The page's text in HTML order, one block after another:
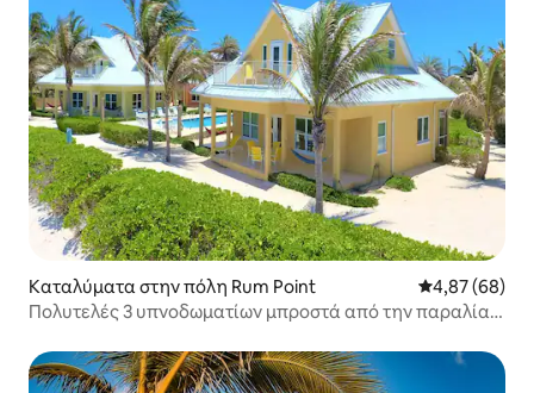
Καταλύματα στην πόλη Rum Point Μέση
4,87 (68)
Πολυτελές 3 υπνοδωματίων μπροστά από την παραλία,